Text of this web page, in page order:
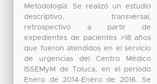
Metodología: Se realizó un estudio
descriptivo, transversal,
retrospectivo a partir de
expedientes de pacientes >18 años
que fueron atendidos en el servicio
de urgencias del Centro Médico
ISSEMyM de Toluca, en el periodo
Enero de 2014-Enero de 2016. Se